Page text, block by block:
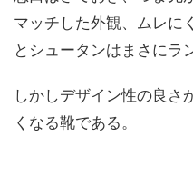
マッチした外観、ムレに
とシュータンはまさにラ
しかしデザイン性の良さ
くなる靴である。